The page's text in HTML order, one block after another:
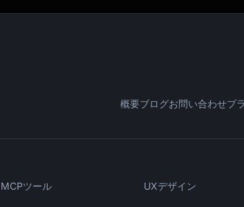
概要ブログお問い合わせプ
MCPツール UXデザイン